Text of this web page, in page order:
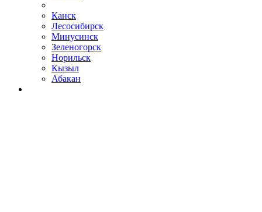
Канск
Лесосибирск
Минусинск
Зеленогорск
Норильск
Кызыл
Абакан